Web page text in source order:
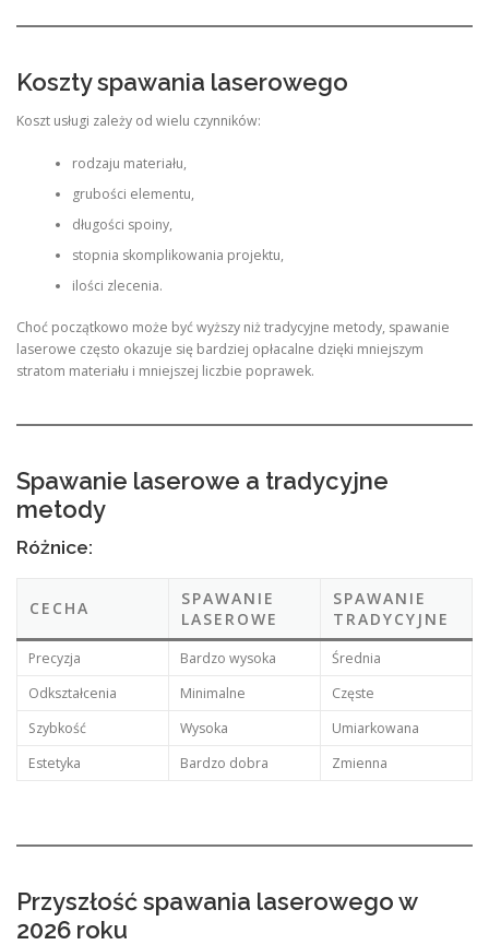
Koszty spawania laserowego
Koszt usługi zależy od wielu czynników:
rodzaju materiału,
grubości elementu,
długości spoiny,
stopnia skomplikowania projektu,
ilości zlecenia.
Choć początkowo może być wyższy niż tradycyjne metody, spawanie
laserowe często okazuje się bardziej opłacalne dzięki mniejszym
stratom materiału i mniejszej liczbie poprawek.
Spawanie laserowe a tradycyjne
metody
Różnice:
CECHA
SPAWANIE
LASEROWE
SPAWANIE
TRADYCYJNE
Precyzja Bardzo wysoka
Średnia
Odkształcenia
Minimalne
Częste
Szybkość
Wysoka
Umiarkowana
Estetyka
Bardzo dobra Zmienna
Przyszłość spawania laserowego w
2026 roku